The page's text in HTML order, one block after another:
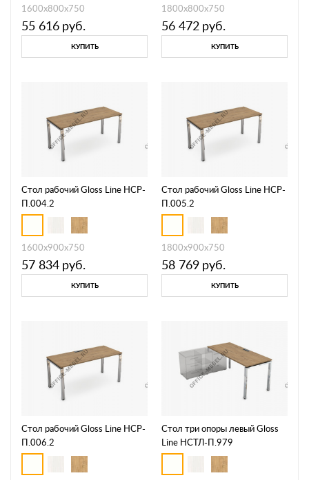
1600х800х750
55 616 руб.
КУПИТЬ
1800х800х750
56 472 руб.
КУПИТЬ
Стол рабочий Gloss Line НСР-
П.004.2
1600х900х750
57 834 руб.
КУПИТЬ
Стол рабочий Gloss Line НСР-
П.005.2
1800х900х750
58 769 руб.
КУПИТЬ
Стол рабочий Gloss Line НСР-
П.006.2
Стол три опоры левый Gloss
Line НСТЛ-П.979